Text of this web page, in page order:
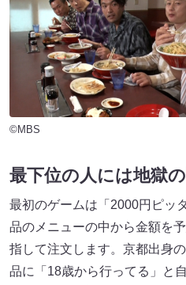
©MBS
最下位の人には地獄
最初のゲームは「2000円ピッ
品のメニューの中から金額を
指して注文します。京都出身
品に「18歳から行ってる」と